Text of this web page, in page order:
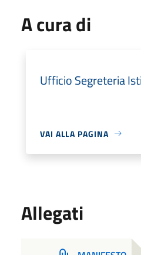
A cura di
Ufficio Segreteria
VAI ALLA PAGINA
Allegati